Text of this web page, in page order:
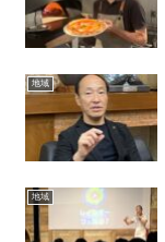
地域
地域